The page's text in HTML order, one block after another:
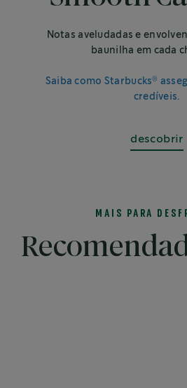
Notas aveludadas e
baunilha em cada
Saiba como Starbucks®
credíveis.
descobrir
MAIS PARA